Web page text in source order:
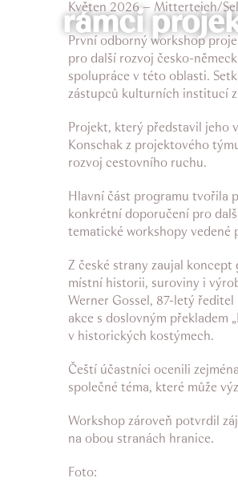
rámci
Květen 2026 – Mitterteich/
První odborný workshop
pro další rozvoj česko-
spolupráce v této oblasti.
zástupců kulturních institucí z
Projekt, který představil jeho
Konschak z projektového
rozvoj cestovního ruchu.
Hlavní část programu tvořila
konkrétní doporučení pro
tematické workshopy vedené
Z české strany zaujal
místní historii, suroviny i
Werner Gossel, 87-letý
akce s doslovným překladem
v historických kostýmech.
Čeští účastníci ocenili
společné téma, které může
Workshop zároveň potvrdil
na obou stranách hranice.
Foto: